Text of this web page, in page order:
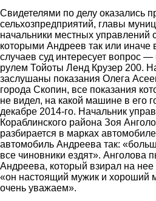
Свидетелями по делу оказались
сельхозпредприятий, главы
начальники местных управлений
которыми Андреев так или иначе
случаев суд интересует вопрос
рулем Тойоты Ленд Крузер 200.
заслушаны показания Олега
города Скопин, все показания
не видел, на какой машине в его
декабре 2014-го. Начальник
Кораблинского района Зоя
разбирается в марках
автомобиль Андреева так:
все чиновники ездят». Анголова
Андреева, который взирал на нее
«он настоящий мужик и хороший
очень уважаем».